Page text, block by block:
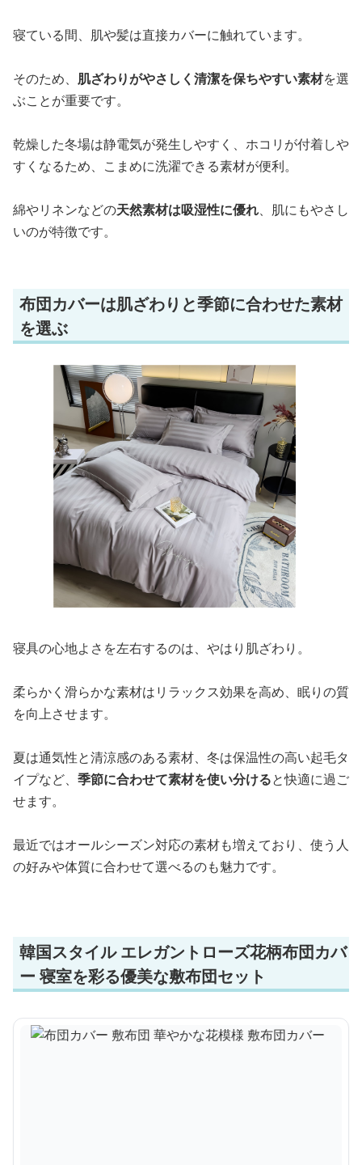
寝ている間、肌や髪は直接カバーに触れています。
そのため、 肌ざわりがやさしく清潔を保ちやすい素材を選
ぶことが重要です。
乾燥した冬場は静電気が発生しやすく、ホコリが付着しや
すくなるため、こまめに洗濯できる素材が便利。
綿やリネンなどの天然素材は吸湿性に優れ、肌にもやさし
いのが特徴です。
布団カバーは肌ざわりと季節に合わせた素材
を選ぶ
寝具の心地よさを左右するのは、やはり肌ざわり。
柔らかく滑らかな素材はリラックス効果を高め、眠りの質
を向上させます。
夏は通気性と清涼感のある素材、冬は保温性の高い起毛タ
イプなど、 季節に合わせて素材を使い分けると快適に過ご
せます。
最近ではオールシーズン対応の素材も増えており、使う人
の好みや体質に合わせて選べるのも魅力です。
韓国スタイル エレガントローズ花柄布団カバ
ー 寝室を彩る優美な敷布団セット